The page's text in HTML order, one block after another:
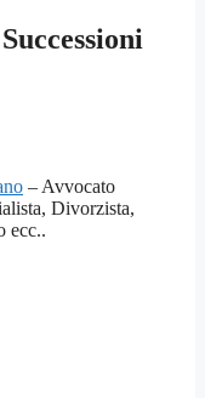
– Avvocato
Divorzista,
ecc..